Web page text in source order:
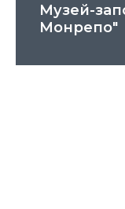
Музей-
Монрепо"